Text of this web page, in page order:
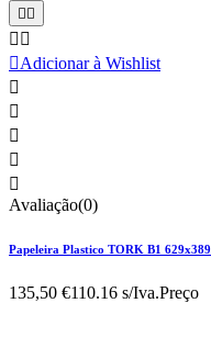
 
 
Adicionar à Wishlist





Avaliação(0)
Papeleira Plastico TORK B1
135,50 €110.16 s/Iva.Preço